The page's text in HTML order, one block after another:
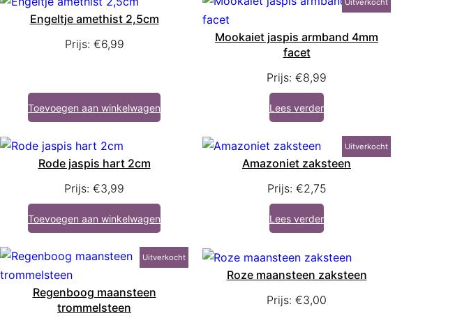
Engeltje amethist 2,5cm
Prijs: €6,99
Toevoegen aan winkelwagen
Uitverkocht
Mookaiet jaspis armband 4mm
facet
Prijs: €8,99
Lees verder
Rode jaspis hart 2cm
Prijs: €3,99
Toevoegen aan winkelwagen
Uitverkocht
Amazoniet zaksteen
Prijs: €2,75
Lees verder
Uitverkocht
Regenboog maansteen
trommelsteen
Roze maansteen zaksteen
Prijs: €3,00